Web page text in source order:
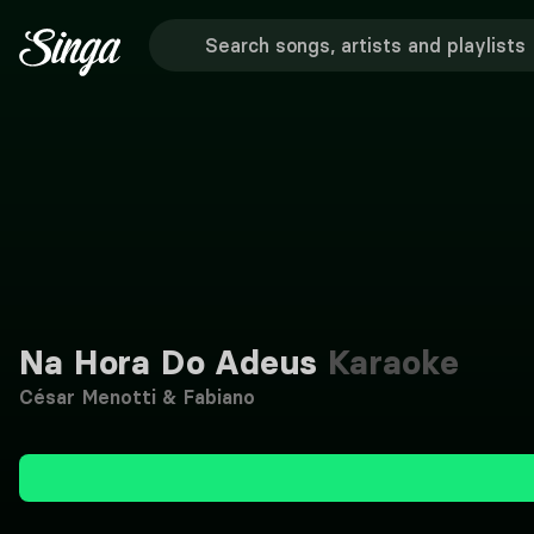
Na Hora Do Adeus Karaoke
César Menotti & Fabiano